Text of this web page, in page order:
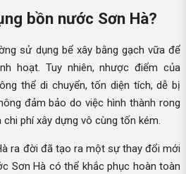
bồn nước Sơn Hà?
sử dụng bể xây bằng gạch vữa để
hoạt. Tuy nhiên, nhược điểm của
thể di chuyển, tốn diện tích, dễ bị
đảm bảo do việc hình thành rong
phí xây dựng vô cùng tốn kém.
ra đời đã tạo ra một sự thay đổi mới
Sơn Hà có thể khắc phục hoàn toàn